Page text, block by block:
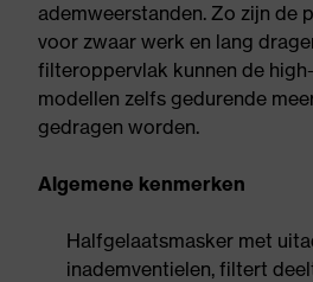
ademweerstanden. Zo zijn de
voor zwaar werk en lang
filteroppervlak kunnen de
modellen zelfs gedurende
gedragen worden.
Algemene kenmerken
Halfgelaatsmasker met
inademventielen, filtert